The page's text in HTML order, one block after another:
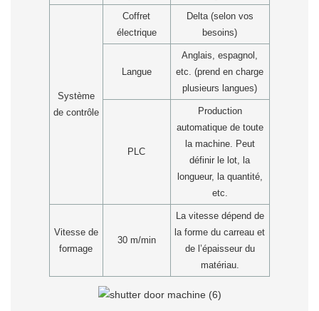
Système
de contrôle
Coffret
électrique
Delta (selon vos
besoins)
Langue
Anglais, espagnol,
etc. (prend en charge
plusieurs langues)
PLC
Production
automatique de toute
la machine. Peut
définir le lot, la
longueur, la quantité,
etc.
Vitesse de
formage
30 m/min
La vitesse dépend de
la forme du carreau et
de l’épaisseur du
matériau.